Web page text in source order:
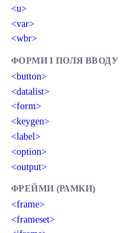
<u>
<var>
<wbr>
ФОРМИ І ПОЛЯ ВВОДУ
<button>
<datalist>
<form>
<keygen>
<label>
<option>
<output>
ФРЕЙМИ (РАМКИ)
<frame>
<frameset>